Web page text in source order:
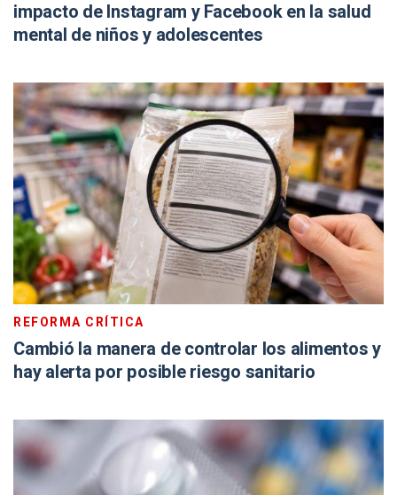
impacto de Instagram y Facebook en la salud
mental de niños y adolescentes
REFORMA CRÍTICA
Cambió la manera de controlar los alimentos y
hay alerta por posible riesgo sanitario